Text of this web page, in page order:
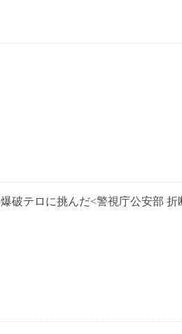
警視庁公安部 折断狼牙 警视厅公安部向史上最大恐怖